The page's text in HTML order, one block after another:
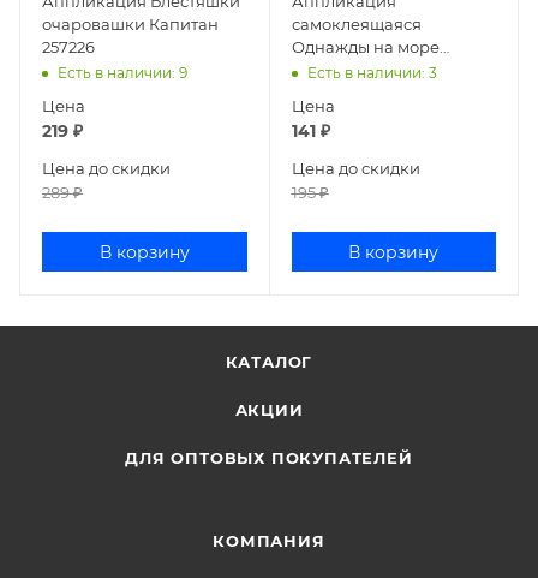
очаровашки Капитан
257226
Есть в наличии: 9
Цена
219 ₽
Цена до скидки
289₽
В корзину
самоклеящаяся
Однажды на море
257025
Есть в наличии: 3
Цена
141₽
Цена до скидки
195₽
В корзину
КАТАЛОГ
АКЦИИ
ДЛЯ ОПТОВЫХ ПОКУПАТЕЛЕЙ
КОМПАНИЯ